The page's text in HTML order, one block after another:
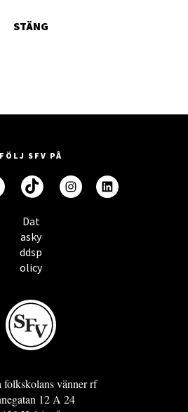
STÄNG
FÖLJ SFV PÅ
Dat
asky
ddsp
olicy
folkskolans vänner rf
12 A 24